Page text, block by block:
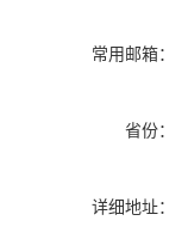
常用邮箱：
省份：
详细地址：